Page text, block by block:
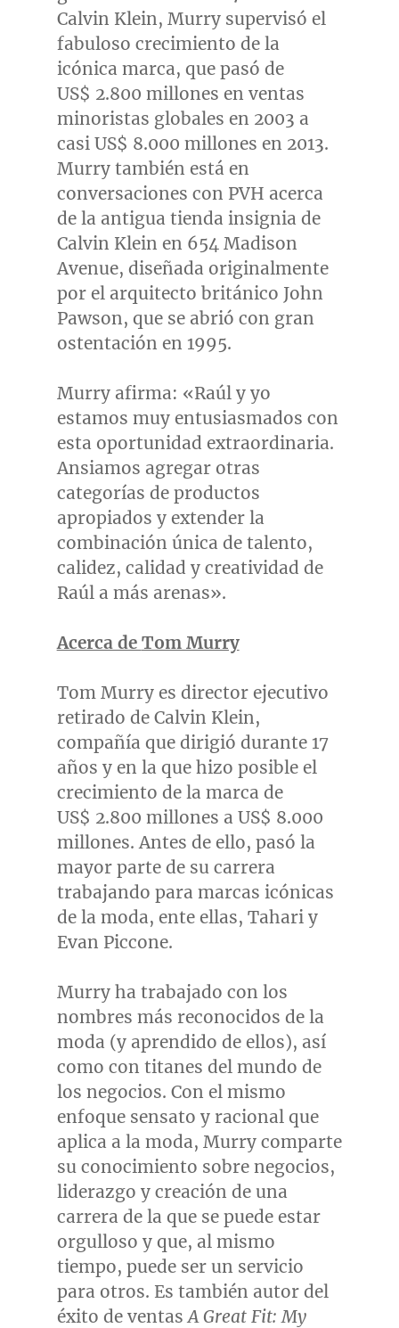
Calvin Klein, Murry supervisó el
fabuloso crecimiento de la
icónica marca, que pasó de
US$ 2.800 millones en ventas
minoristas globales en 2003 a
casi US$ 8.000 millones en 2013.
Murry también está en
conversaciones con PVH acerca
de la antigua tienda insignia de
Calvin Klein en 654 Madison
Avenue, diseñada originalmente
por el arquitecto británico John
Pawson, que se abrió con gran
ostentación en 1995.
Murry afirma: «Raúl y yo
estamos muy entusiasmados con
esta oportunidad extraordinaria.
Ansiamos agregar otras
categorías de productos
apropiados y extender la
combinación única de talento,
calidez, calidad y creatividad de
Raúl a más arenas».
Acerca de Tom Murry
Tom Murryes director ejecutivo
retirado de Calvin Klein,
compañía que dirigió durante 17
años y en la que hizo posible el
crecimiento de la marca de
US$ 2.800 millones a US$ 8.000
millones. Antes de ello, pasó la
mayor parte de su carrera
trabajando para marcas icónicas
de la moda, ente ellas, Tahari y
Evan Piccone.
Murry ha trabajado con los
nombres más reconocidos de la
moda (y aprendido de ellos), así
como con titanes del mundo de
los negocios. Con el mismo
enfoque sensato y racional que
aplica a la moda, Murry comparte
su conocimiento sobre negocios,
liderazgo y creación de una
carrera de la que se puede estar
orgulloso y que, al mismo
tiempo, puede ser un servicio
para otros. Es también autor del
éxito de ventasA Great Fit: My